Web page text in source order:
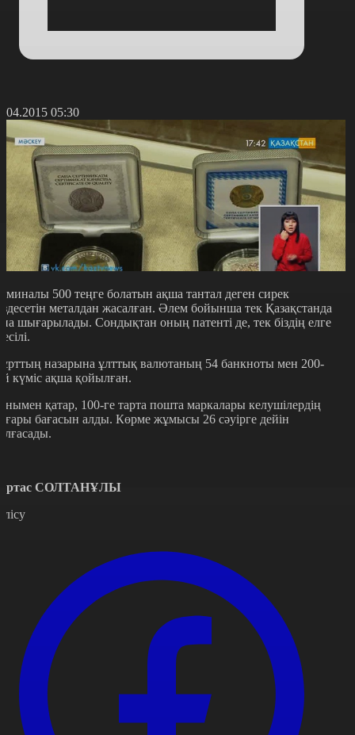
05:30
500 теңге болатын ақша тантал деген сирек
металдан жасалған. Әлем бойынша тек Қазақстанда
шығарылады. Сондықтан оның патенті де, тек біздің елге
назарына ұлттық валютаның 54 банкноты мен 200-
күміс ақша қойылған.
қатар, 100-ге тарта пошта маркалары келушілердің
бағасын алды. Көрме жұмысы 26 сәуірге дейін
СОЛТАНҰЛЫ